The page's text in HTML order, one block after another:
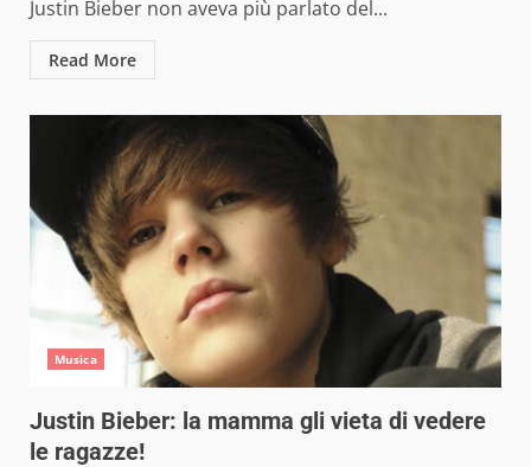
Justin Bieber non aveva più parlato del...
Read More
Musica
Justin Bieber: la mamma gli vieta di vedere
le ragazze!